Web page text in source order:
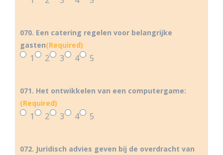
070. Een catering regelen voor belangrijke
gasten(Required)
1 2 3 4 5
071. Het ontwikkelen van een computergame:
(Required)
1 2 3 4 5
072. Juridisch advies geven bij de overdracht van